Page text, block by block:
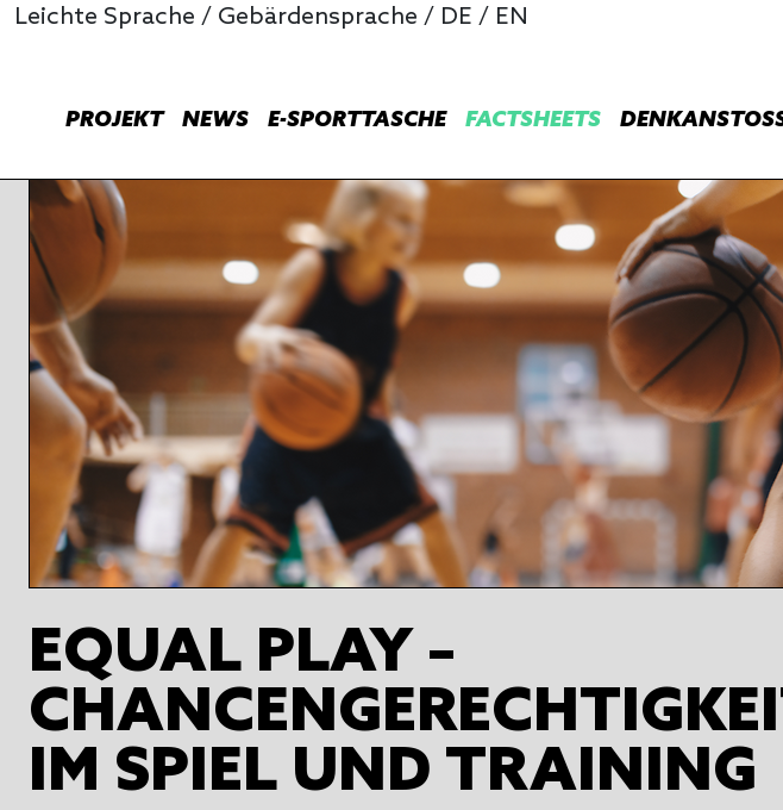
Leichte Sprache / Gebärdensprache / DE / EN
PROJEKT NEWS E-SPORTTASCHE FACTSHEETS DENKANSTOSS
EQUAL PLAY –
IM SPIEL UND TRAINING